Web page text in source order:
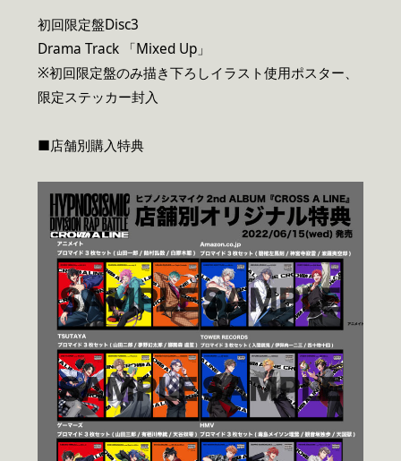
初回限定盤Disc3
Drama Track 「Mixed Up」
※初回限定盤のみ描き下ろしイラスト使用ポスター、
限定ステッカー封入
■店舗別購入特典